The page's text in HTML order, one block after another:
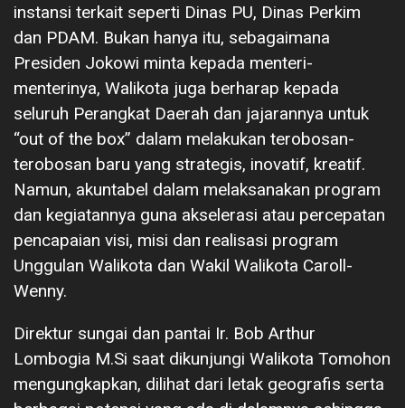
instansi terkait seperti Dinas PU, Dinas Perkim
dan PDAM. Bukan hanya itu, sebagaimana
Presiden Jokowi minta kepada menteri-
menterinya, Walikota juga berharap kepada
seluruh Perangkat Daerah dan jajarannya untuk
“out of the box” dalam melakukan terobosan-
terobosan baru yang strategis, inovatif, kreatif.
Namun, akuntabel dalam melaksanakan program
dan kegiatannya guna akselerasi atau percepatan
pencapaian visi, misi dan realisasi program
Unggulan Walikota dan Wakil Walikota Caroll-
Wenny.
Direktur sungai dan pantai Ir. Bob Arthur
Lombogia M.Si saat dikunjungi Walikota Tomohon
mengungkapkan, dilihat dari letak geografis serta